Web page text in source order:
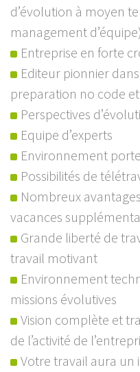
d’évolution à moyen
management d’équipe)
Entreprise en forte
Editeur pionnier
preparation no code
Perspectives
Equipe d’experts
Environnement
Possibilités de
Nombreux
vacances
Grande liberté de
travail motivant
Environnement
missions évolutives
Vision complète et
de l’activité de
Votre travail aura un